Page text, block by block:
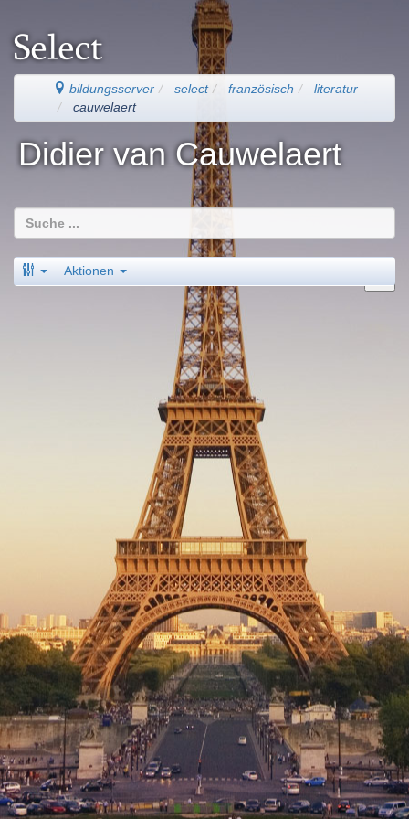
bildungsserver select französisch
literatur
cauwelaert
Didier van Cauwelaert
Aktionen